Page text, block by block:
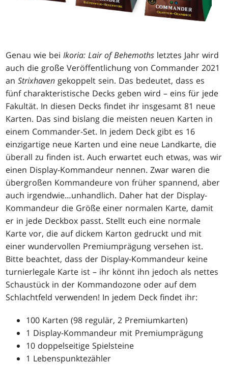
Genau wie beiIkoria: Lair of Behemoths letztes Jahr wird
auch die große Veröffentlichung von Commander 2021
anStrixhaven gekoppelt sein. Das bedeutet, dass es
fünf charakteristische Decks geben wird – eins für jede
Fakultät. In diesen Decks findet ihr insgesamt 81 neue
Karten. Das sind bislang die meisten neuen Karten in
einem Commander-Set. In jedem Deck gibt es 16
einzigartige neue Karten und eine neue Landkarte, die
überall zu finden ist. Auch erwartet euch etwas, was wir
einen Display-Kommandeur nennen. Zwar waren die
übergroßen Kommandeure von früher spannend, aber
auch irgendwie…unhandlich. Daher hat der Display-
Kommandeur die Größe einer normalen Karte, damit
er in jede Deckbox passt. Stellt euch eine normale
Karte vor, die auf dickem Karton gedruckt und mit
einer wundervollen Premiumprägung versehen ist.
Bitte beachtet, dass der Display-Kommandeur keine
turnierlegale Karte ist – ihr könnt ihn jedoch als nettes
Schaustück in der Kommandozone oder auf dem
Schlachtfeld verwenden! In jedem Deck findet ihr:
100 Karten (98 regulär, 2 Premiumkarten)
1 Display-Kommandeur mit Premiumprägung
10 doppelseitige Spielsteine
1 Lebenspunktezähler